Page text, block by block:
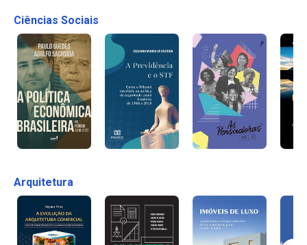
Ciências Sociais
Arquitetura